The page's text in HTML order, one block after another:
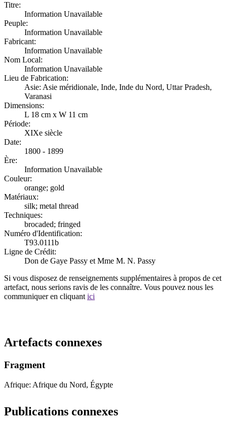
Titre:
Information Unavailable
Peuple:
Information Unavailable
Fabricant:
Information Unavailable
Nom Local:
Information Unavailable
Lieu de Fabrication:
Asie: Asie méridionale, Inde, Inde du Nord, Uttar Pradesh,
Varanasi
Dimensions:
L 18 cm x W 11 cm
Période:
XIXe siècle
Date:
1800 - 1899
Ère:
Information Unavailable
Couleur:
orange; gold
Matériaux:
silk; metal thread
Techniques:
brocaded; fringed
Numéro d'Identification:
T93.0111b
Ligne de Crédit:
Don de Gaye Passy et Mme M. N. Passy
Si vous disposez de renseignements supplémentaires à propos de cet
artefact, nous serions ravis de les connaître. Vous pouvez nous les
communiquer en cliquant ici
Artefacts connexes
Fragment
Afrique: Afrique du Nord, Égypte
Publications connexes